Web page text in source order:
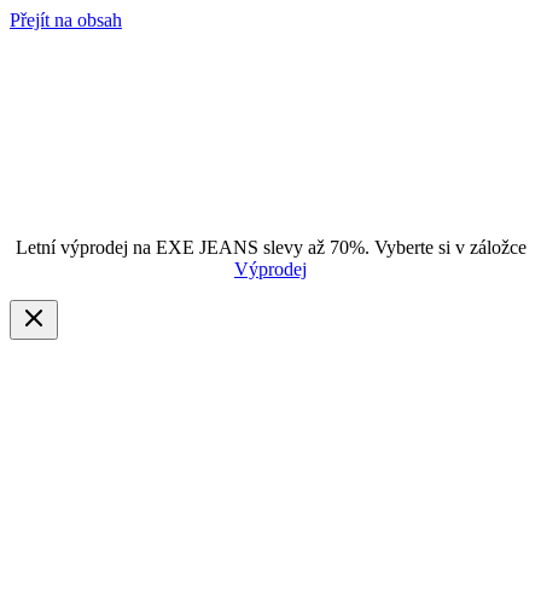
Přejít na obsah
Letní výprodej na EXE JEANS slevy až 70%. Vyberte si v záložce
Výprodej